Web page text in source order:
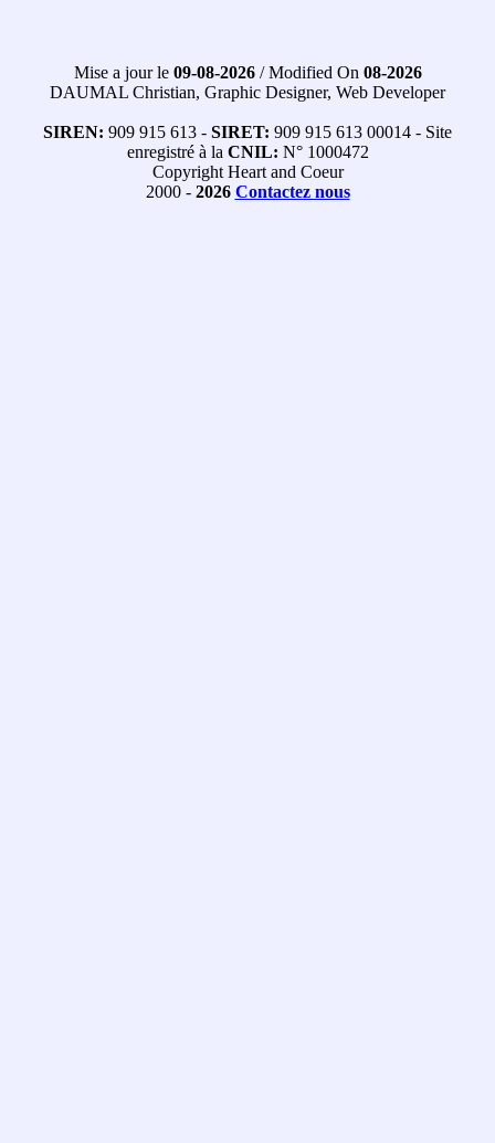
Mise a jour le 09-08-2026/ Modified On 08-2026
DAUMAL Christian, Graphic Designer, Web Developer
SIREN: 909 915 613 - SIRET: 909 915 613 00014 - Site
enregistré à la CNIL: N° 1000472
Copyright Heart and Coeur
2000 - 2026 Contactez nous